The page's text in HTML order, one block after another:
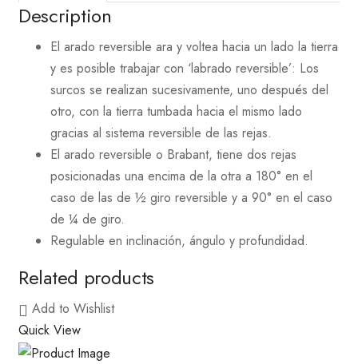
Description
El arado reversible ara y voltea hacia un lado la tierra
y es posible trabajar con ‘labrado reversible’: Los
surcos se realizan sucesivamente, uno después del
otro, con la tierra tumbada hacia el mismo lado
gracias al sistema reversible de las rejas.
El arado reversible o Brabant, tiene dos rejas
posicionadas una encima de la otra a 180° en el
caso de las de ½ giro reversible y a 90° en el caso
de ¼ de giro.
Regulable en inclinación, ángulo y profundidad.
Related products
Add to Wishlist
Quick View